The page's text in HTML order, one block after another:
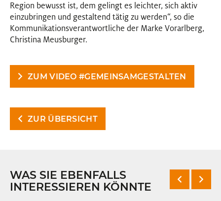
Region bewusst ist, dem gelingt es leichter, sich aktiv
einzubringen und gestaltend tätig zu werden“, so die
Kommunikationsverantwortliche der Marke Vorarlberg,
Christina Meusburger.
ZUM VIDEO #GEMEINSAMGESTALTEN
ZUR ÜBERSICHT
WAS SIE EBENFALLS
INTERESSIEREN KÖNNTE